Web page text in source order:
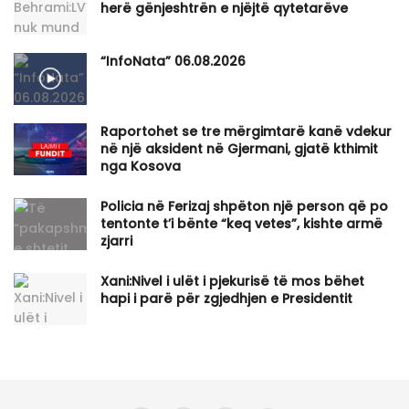
herë gënjeshtrën e njëjtë qytetarëve
“InfoNata” 06.08.2026
Raportohet se tre mërgimtarë kanë vdekur
në një aksident në Gjermani, gjatë kthimit
nga Kosova
Policia në Ferizaj shpëton një person që po
tentonte t’i bënte “keq vetes”, kishte armë
zjarri
Xani:Nivel i ulët i pjekurisë të mos bëhet
hapi i parë për zgjedhjen e Presidentit